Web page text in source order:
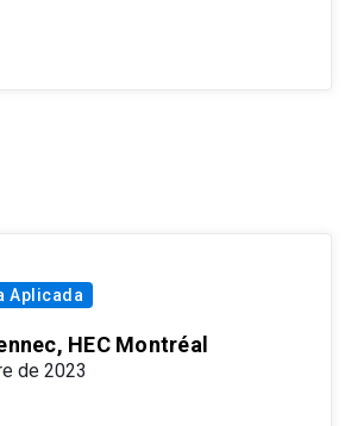
Aplicada
HEC Montréal
de 2023